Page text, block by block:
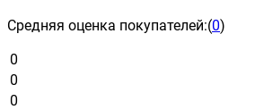
Средняя оценка покупателей:(0)
0
0
0